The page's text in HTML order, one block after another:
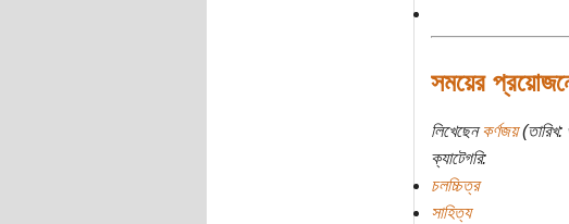
সময়ের
লিখেছেনকর্ণজয়
ক্যাটেগরি:
চলচ্চিত্র
সাহিত্য